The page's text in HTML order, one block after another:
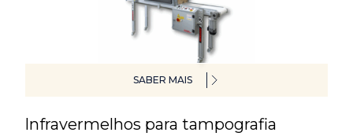
SABER MAIS
Infravermelhos para tampografia